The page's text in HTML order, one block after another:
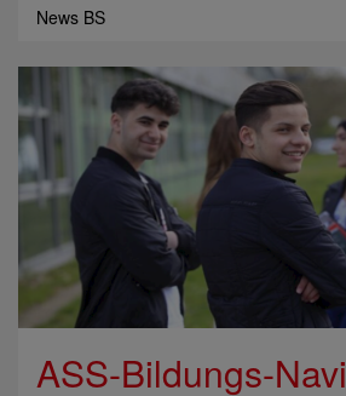
News BS
ASS-Bildungs-Navi